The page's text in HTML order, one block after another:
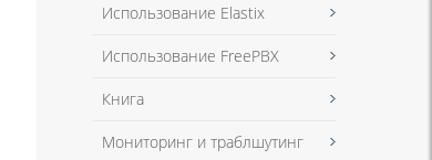
Использование Elastix
Использование FreePBX
Книга
Мониторинг и траблшутинг